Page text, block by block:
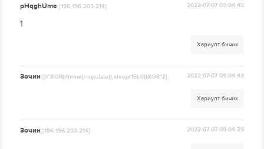
pHqghUme[196.196.203.214] 2022-07-07 09:04:45
1
Хариулт бичих
Зочин[0"XOR(if(now()=sysdate(),sleep(15),0))XOR"Z] 2022-07-07 09:04:43
Хариулт бичих
Зочин[196.196.203.214] 2022-07-07 09:04:39